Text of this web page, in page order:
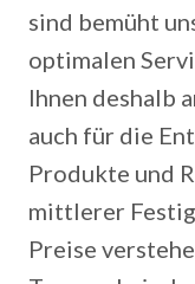
sind bemüht
optimalen
Ihnen deshalb
auch für die
Produkte und
mittlerer
Preise